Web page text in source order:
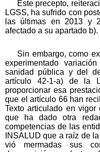
Este precepto,
LGSS, ha sufrido con
las últimas en 2013 y
afectado a su apartado b).
Sin embargo, como
experimentado
sanidad pública y del
artículo 42-1-a) de la
proporcionar esa
que el artículo 66 han
Texto articulado en
que ha dado otra
competencias de las
INSALUD que a raíz de
vió mermadas sus